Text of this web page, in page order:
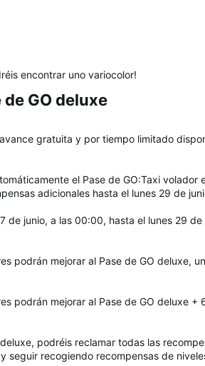
encontrar uno variocolor!
de GO deluxe​
gratuita y por tiempo limitado
el Pase de GO:Taxi
adicionales hasta el lunes 29 de
de junio, a las 00:00, hasta el lunes 29
podrán mejorar al Pase de GO deluxe,
podrán mejorar al Pase de GO deluxe
podréis reclamar todas las
seguir recogiendo recompensas de